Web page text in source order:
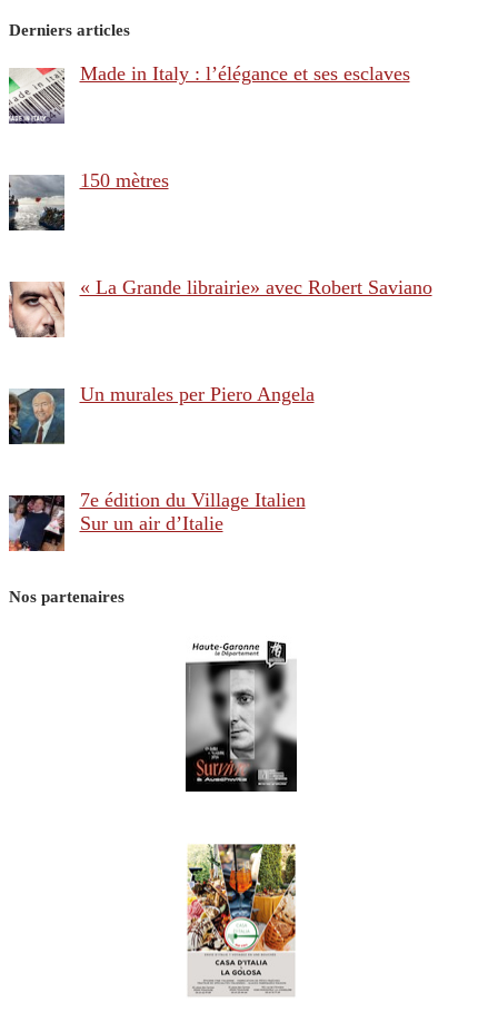
Derniers articles
Made in Italy : l’élégance et ses esclaves
150 mètres
« La Grande librairie» avec Robert Saviano
Un murales per Piero Angela
7e édition du Village Italien
Sur un air d’Italie
Nos partenaires